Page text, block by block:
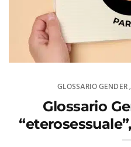
GLOSSARIO GENDER,
Glossario